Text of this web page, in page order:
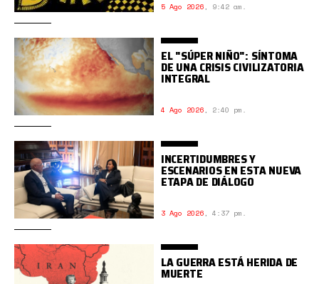
5 Ago 2026, 9:42 am.
EL "SÚPER NIÑO": SÍNTOMA
DE UNA CRISIS CIVILIZATORIA
INTEGRAL
4 Ago 2026, 2:40 pm.
INCERTIDUMBRES Y
ESCENARIOS EN ESTA NUEVA
ETAPA DE DIÁLOGO
3 Ago 2026, 4:37 pm.
LA GUERRA ESTÁ HERIDA DE
MUERTE